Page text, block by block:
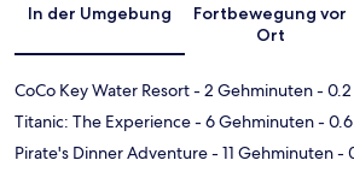
In der Umgebung
Fortbewegung vor
Ort
CoCo Key Water Resort- 2 Gehminuten-
Titanic: The Experience- 6 Gehminuten-
Pirate's Dinner Adventure- 11 Gehminuten-